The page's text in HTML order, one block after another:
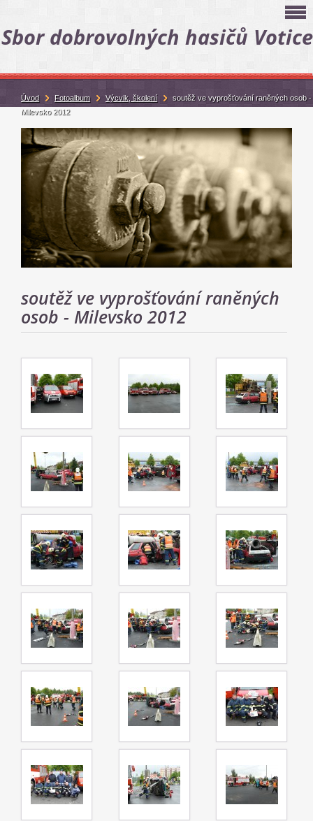
Sbor dobrovolných hasičů Votice
soutěž ve vyprošťování raněných
osob - Milevsko 2012
Úvod Fotoalbum Výcvik, školení
soutěž ve vyprošťování raněných osob -
Milevsko 2012